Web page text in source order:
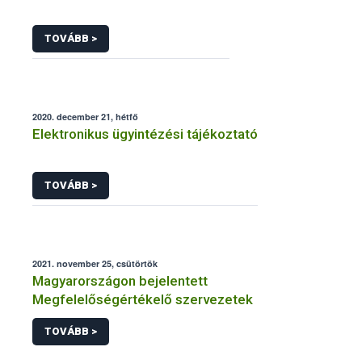
TOVÁBB >
2020. december 21, hétfő
Elektronikus ügyintézési tájékoztató
TOVÁBB >
2021. november 25, csütörtök
Magyarországon bejelentett
Megfelelőségértékelő szervezetek
TOVÁBB >